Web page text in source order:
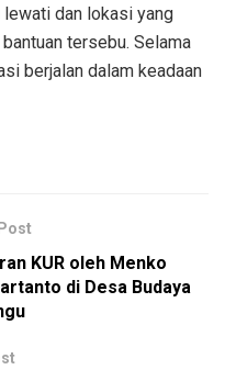
lewati dan lokasi yang
tersebu. Selama
berjalan dalam keadaan
KUR oleh Menko
di Desa Budaya